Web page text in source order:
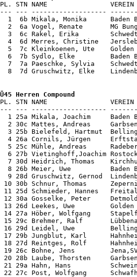
PL. STN NAME
--- --- -------------------
1  6b Mikala, Monika      Baden
2  6a Vogel, Renate       MG
3  6c Rakel, Erika
4  6d Merres, Christine
5  7c Kleinkoenen, Ute
6  7b Sydlo, Elke         Baden
7  7a Paeschke, Sylvia
8  7d Gruschwitz, Elke
Ü45 Herren Compound
PL. STN NAME
--- --- -------------------
1 25a Mikala, Joachim     Baden
2 30c Mattes, Andreas
3 25b Bielefeld, Hartmut
4 26a Cornils, Jürgen
5 25c Mühle, Andreas
6 27b Vietinghoff,Joachim
7 30d Heidrich, Thomas
8 26b Meier, Uwe          Baden
9 28d Gruschwitz, Gernod
10 30b Schnur, Thomas
11 25d Schmieder, Hannes
12 30a Gosselke, Peter
13 26d Leekes, Uwe         Golden
14 27a Höber, Wolfgang
15 29c Brehmer, Ralf
16 29d Leidel, Uwe
17 29b Jungblut, Karl
18 27d Reintges, Rolf
19 26c Bohne, Jens
20 28b Laube, Thorsten
21 29a Hahn, Hans
22 27c Post, Wolfgang